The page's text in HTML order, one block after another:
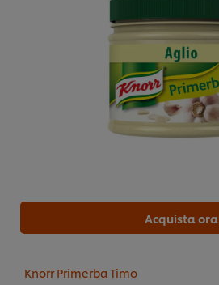
Acquista ora
Knorr Primerba Timo